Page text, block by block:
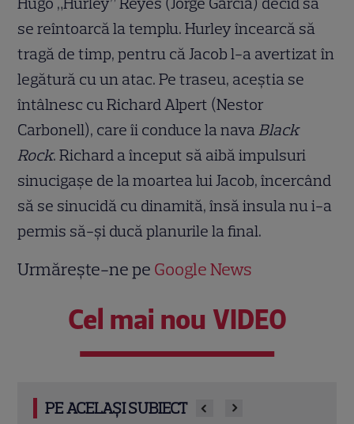
se reîntoarcă la templu. Hurley încearcă să
tragă de timp, pentru că Jacob l-a avertizat în
legătură cu un atac. Pe traseu, aceştia se
întâlnesc cu Richard Alpert (Nestor
Carbonell), care îi conduce la navaBlack
Rock. Richard a început să aibă impulsuri
sinucigaşe de la moartea lui Jacob, încercând
să se sinucidă cu dinamită, însă insula nu i-a
permis să-şi ducă planurile la final.
Urmărește-ne pe Google News
Cel mai nou VIDEO
PE ACELAȘI SUBIECT